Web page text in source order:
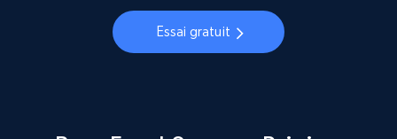
Industries, Operating status, and more.
1.6K+ Essai gratuit
Essai gratuit